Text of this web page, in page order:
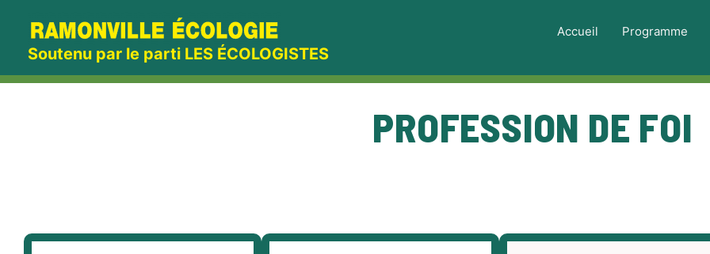
contenuSoutenu par le parti LES ÉCOLOGISTES
Accueil Programme
PROFESSION DE FOI